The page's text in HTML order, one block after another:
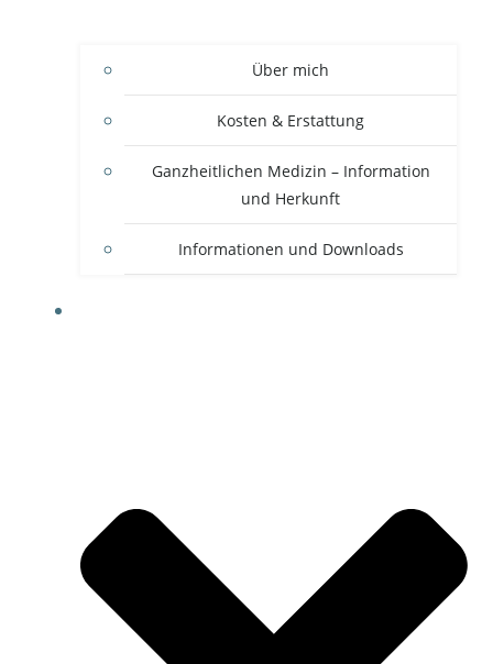
Über mich
Kosten & Erstattung
Ganzheitlichen Medizin – Information
und Herkunft
Informationen und Downloads